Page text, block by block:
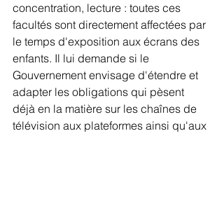
concentration, lecture : toutes ces
facultés sont directement affectées par
le temps d'exposition aux écrans des
enfants. Il lui demande si le
Gouvernement envisage d'étendre et
adapter les obligations qui pèsent
déjà en la matière sur les chaînes de
télévision aux plateformes ainsi qu'aux